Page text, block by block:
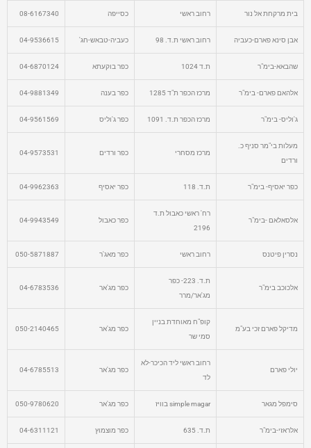
בית מרקחת אל נור רחוב ראשי כסייפה 08-6167340
אבן סינא פארם-כעביה רחוב ראשי ת.ד. 98 כעביה-טבאש-חג' 04-9536615
שהבאא-בימ"ר ת.ד 1024 כפר בוקעתא 04-6870124
אלהאם פארם- בימ"ר מרכז הכפר ת"ד 1285 כפר בענה 04-9881349
ג'וליס- בימ"ר מרכז הכפר ת.ד. 1091 כפר ג'וליס 04-9561569
מעלות בי"מר סניף כ.
ורדים
מרכז מסחרי כפר ורדים 04-9573531
כפר יאסיף- בימ"ר ת.ד. 118 כפר יאסיף 04-9962363
אלסאלאם -בימ"ר
רח' ראשי כאבול ת.ד
2196
כפר כאבול 04-9943549
נסרין פיטנס רחוב ראשי כפר מאג'ר 050-5871887
אלכוכב בימ"ר
ת.ד. 223- כפר
מג'אר/מרר
כפר מג'אר 04-6783536
מדיקל פארם זכי בע"מ
קופ"ח מאוחדת בניין
סמי שר
כפר מג'אר 050-2140465
יולי פארם
רחוב ראשי ליד הכיכר-לא
לד
כפר מג'אר 04-6785513
סימפל מגאר simple magar בוויז כפר מג'אר 050-9780620
אלראזי-בימ"ר ת.ד. 635 כפר מוצמוץ 04-6311121